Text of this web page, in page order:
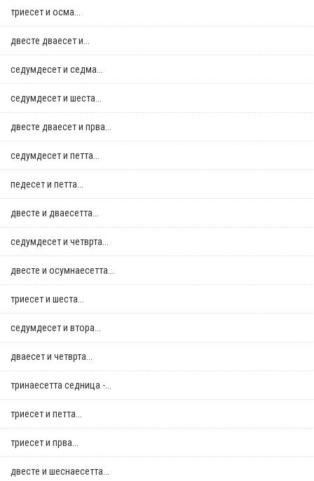
триесет и осма...
двестe дваесет и...
седумдесет и седма...
седумдесет и шеста...
двестe дваесет и прва...
седумдесет и петта...
педесет и петта...
двестe и дваесетта...
седумдесет и четврта...
двестe и осумнaесетта...
триесет и шеста...
седумдесет и втора...
дваесет и четврта...
тринаесетта седница -...
триесет и петта...
триесет и прва...
двестe и шеснаесетта...